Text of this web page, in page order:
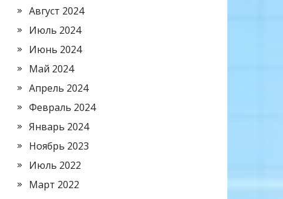
Август 2024
Июль 2024
Июнь 2024
Май 2024
Апрель 2024
Февраль 2024
Январь 2024
Ноябрь 2023
Июль 2022
Март 2022